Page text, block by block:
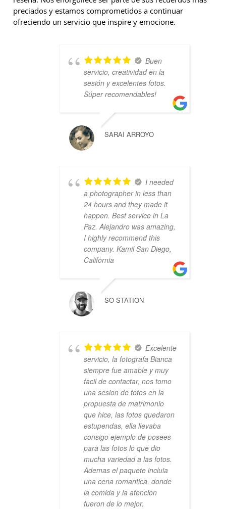
preciados y estamos comprometidos a continuar
ofreciendo un servicio que inspire y emocione.
Buen
servicio, creatividad en la
sesión y excelentes fotos.
Súper recomendables!
SARAI ARROYO
I needed
a photographer in less than
24 hours and they made it
happen. Best service in La
Paz. Alejandro was amazing,
I highly recommend this
company. Kamil San Diego,
California
SO STATION
Excelente
servicio, la fotografa Bianca
siempre fue amable y muy
facil de contactar, nos tomo
una sesion de fotos en la
propuesta de matrimonio
que hice, las fotos quedaron
estupendas, ella llevaba
consigo ejemplo de posees
para las fotos lo que dio
mucha variedad a las fotos.
Ademas el paquete incluia
una cena romantica, donde
la comida y la atencion
fueron de lo mejor.